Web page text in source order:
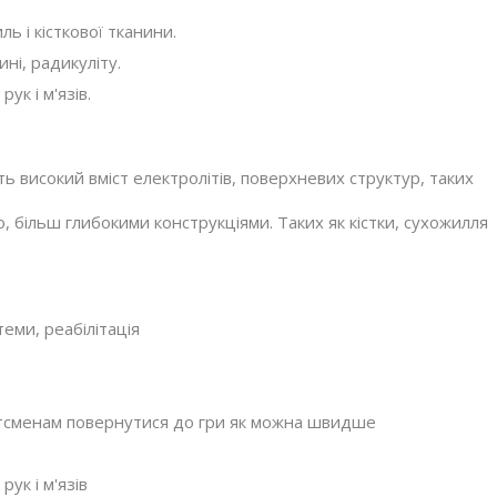
кісткової тканини.
радикуліту.
і м'язів.
вміст електролітів, поверхневих структур, таких
глибокими конструкціями. Таких як кістки, сухожилля
реабілітація
повернутися до гри як можна швидше
і м'язів